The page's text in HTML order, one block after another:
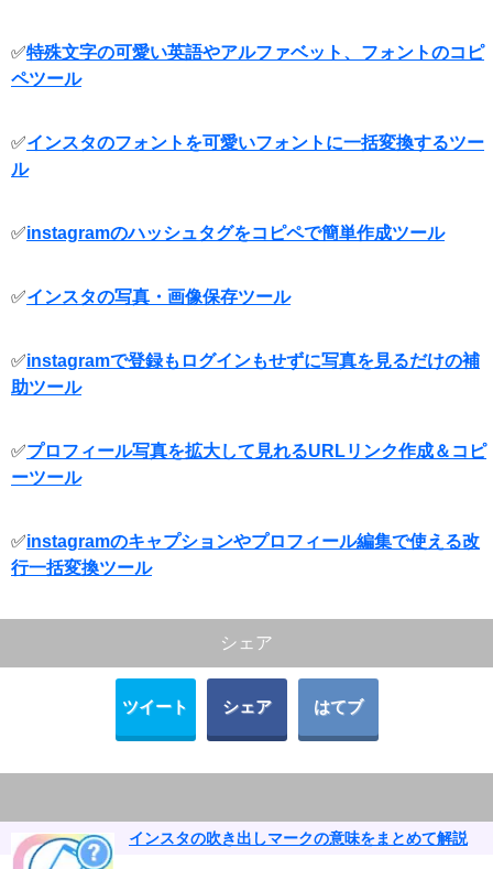
✅特殊文字の可愛い英語やアルファベット、フォントのコピ
ペツール
✅インスタのフォントを可愛いフォントに一括変換するツー
ル
✅instagramのハッシュタグをコピペで簡単作成ツール
✅インスタの写真・画像保存ツール
✅instagramで登録もログインもせずに写真を見るだけの補
助ツール
✅プロフィール写真を拡大して見れるURLリンク作成＆コピ
ーツール
✅instagramのキャプションやプロフィール編集で使える改
行一括変換ツール
シェア
ツイート シェア はてブ
インスタの吹き出しマークの意味をまとめて解説